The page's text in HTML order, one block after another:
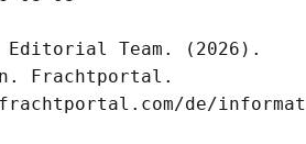
Editorial Team. (2026).
Frachtportal.
de/